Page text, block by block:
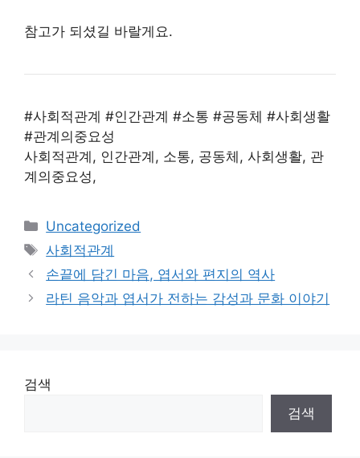
참고가 되셨길 바랄게요.
#사회적관계 #인간관계 #소통 #공동체 #사회생활
#관계의중요성
사회적관계, 인간관계, 소통, 공동체, 사회생활, 관
계의중요성,
카
테
리
Uncategorized
태
그
사회적관계
손끝에 담긴 마음, 엽서와 편지의 역사
라틴 음악과 엽서가 전하는 감성과 문화 이야기
검색
검색